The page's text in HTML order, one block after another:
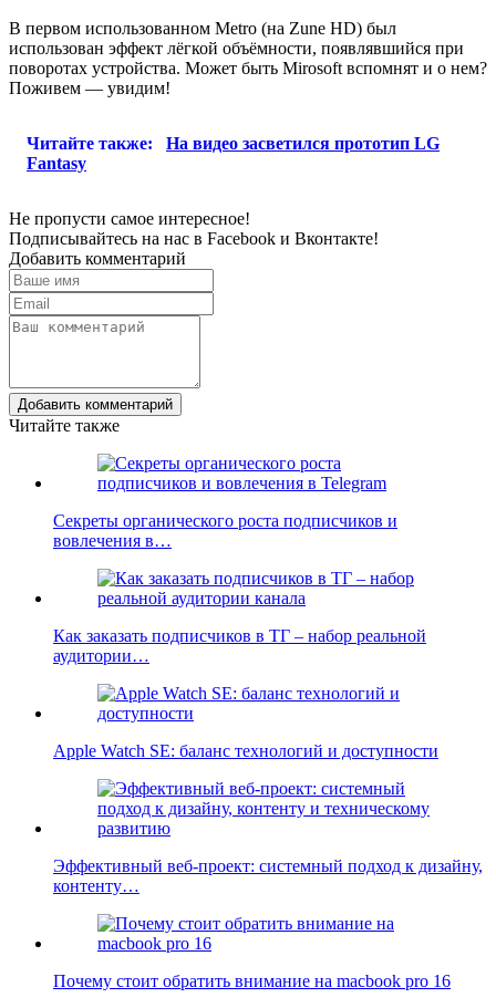
В первом использованном Metro (на Zune HD) был
использован эффект лёгкой объёмности, появлявшийся при
поворотах устройства. Может быть Mirosoft вспомнят и о нем?
Поживем — увидим!
Читайте также:
На видео засветился прототип LG
Fantasy
Не пропусти самое интересное!
Подписывайтесь на нас в Facebook и Вконтакте!
Добавить комментарий
Добавить комментарий
Читайте также
Секреты органического роста подписчиков и
вовлечения в…
Как заказать подписчиков в ТГ – набор реальной
аудитории…
Apple Watch SE: баланс технологий и доступности
Эффективный веб-проект: системный подход к дизайну,
контенту…
Почему стоит обратить внимание на macbook pro 16